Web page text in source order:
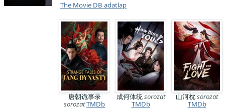
The Movie DB adatlap
唐朝诡事录
sorozatTMDb
成何体统sorozat
TMDb
山河枕sorozat
TMDb